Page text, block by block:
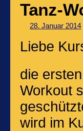
Tanz-
28. Januar 2014
Liebe
die
Workout
wird im